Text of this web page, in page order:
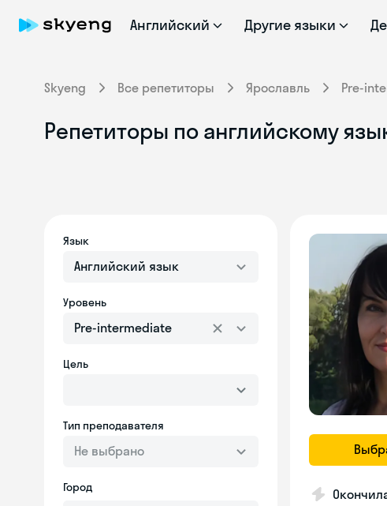
Английский Другие языки
Skyeng Все репетиторы Ярославль Pre-
Репетиторы по английскому
Язык
Английский язык
Уровень
Pre-intermediate
Цель
Тип преподавателя
Не выбрано
Город